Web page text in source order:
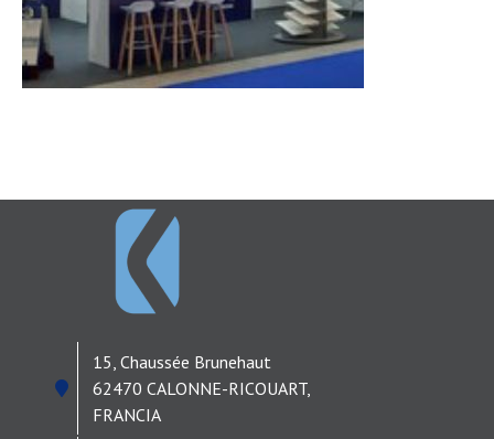
15, Chaussée Brunehaut
62470 CALONNE-RICOUART,
FRANCIA